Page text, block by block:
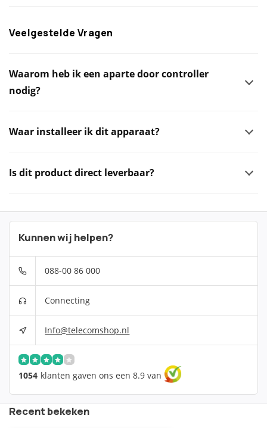
Veelgestelde Vragen
Waarom heb ik een aparte door controller
nodig?
Waar installeer ik dit apparaat?
Is dit product direct leverbaar?
Kunnen wij helpen?
088-00 86 000
Connecting
Info@telecomshop.nl
1054 klanten gaven ons een 8.9 van
Recent bekeken